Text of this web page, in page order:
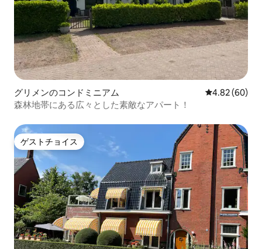
グリメンのコンドミニアム レビュー60
4.82 (60)
森林地帯にある広々とした素敵なアパート！
ゲストチョイス
ゲストチョイス